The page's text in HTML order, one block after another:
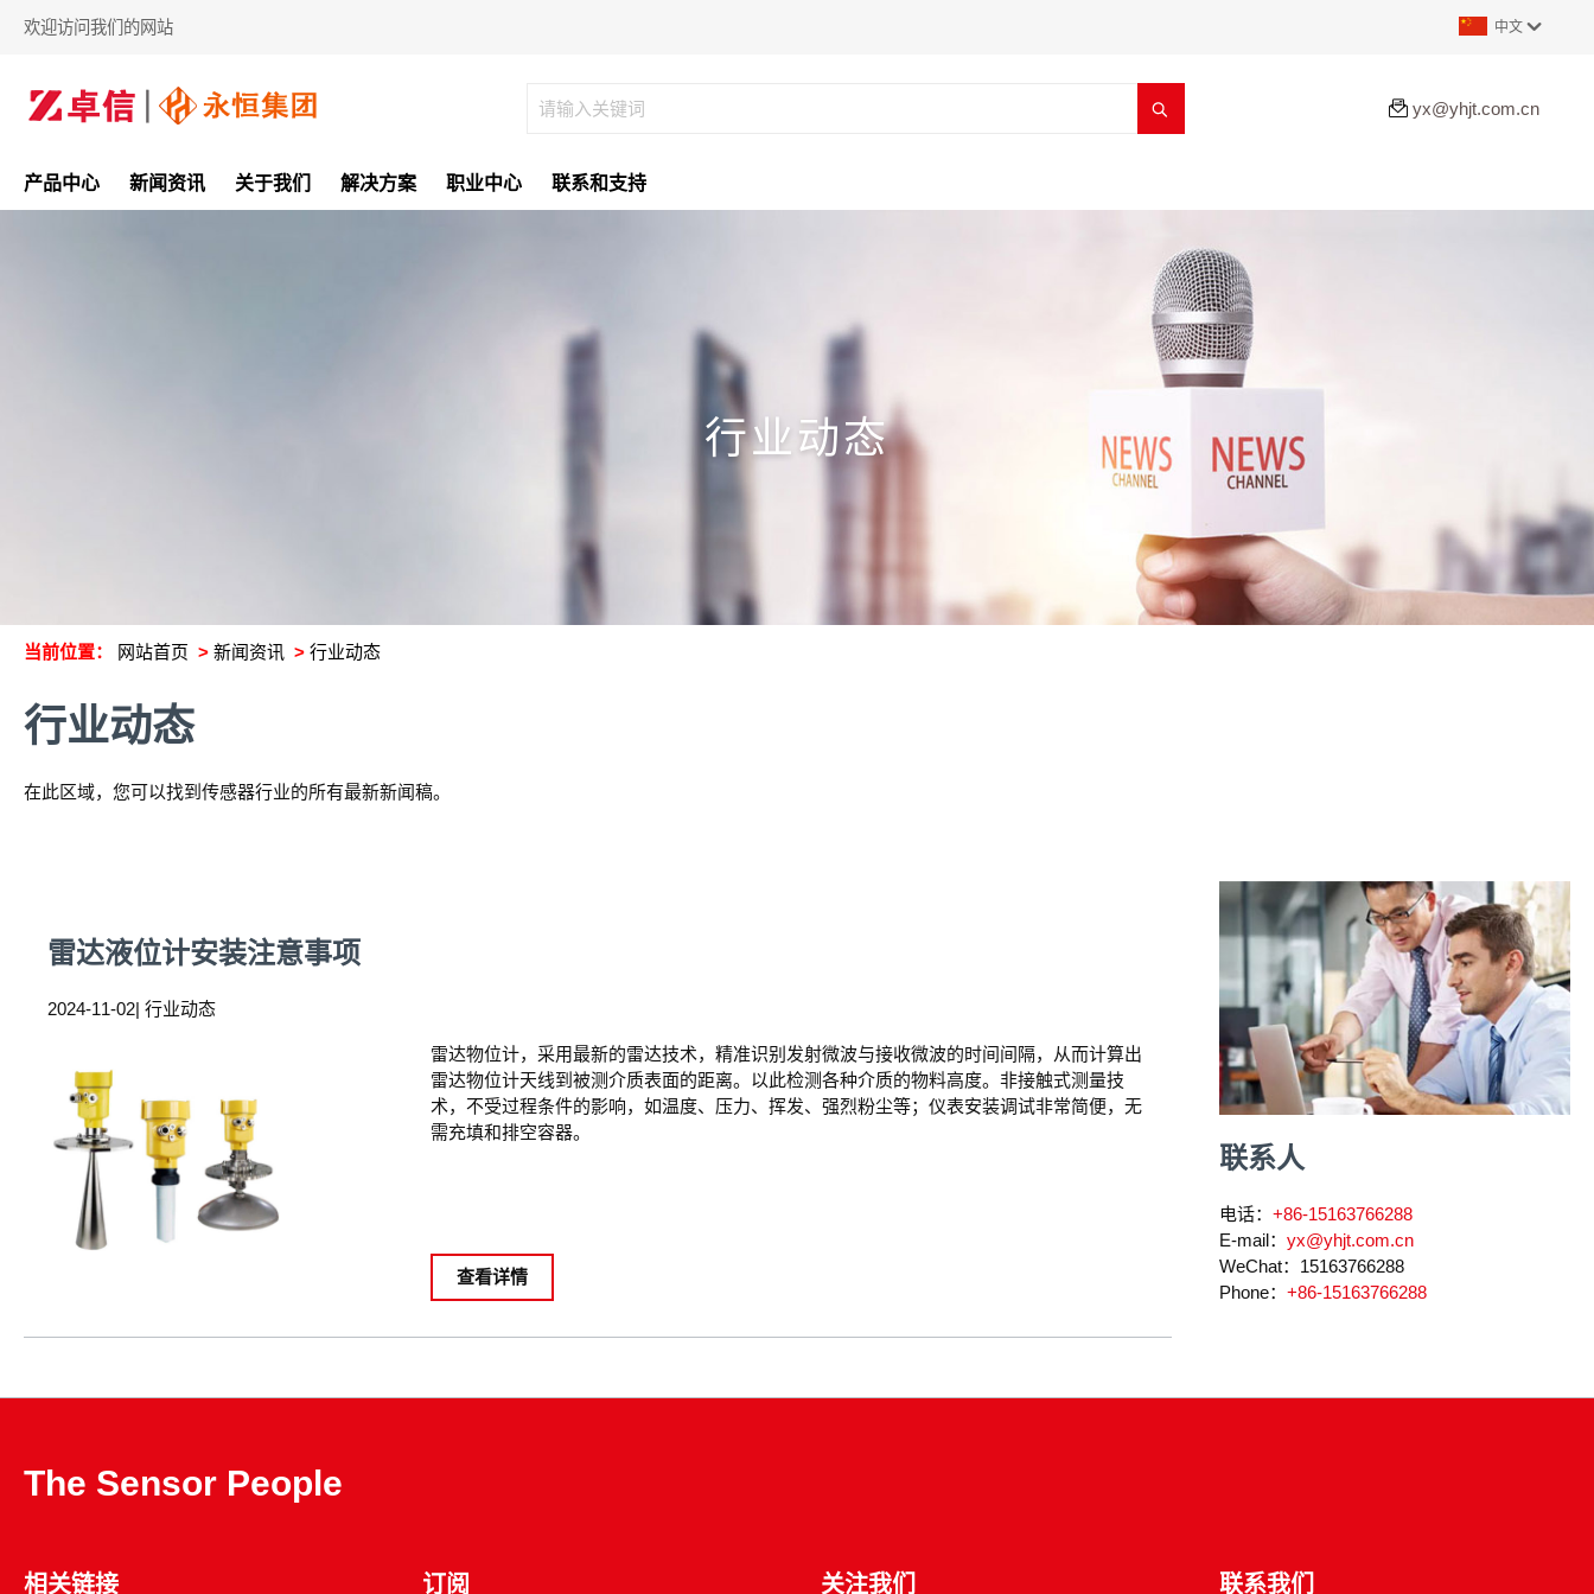
欢迎访问我们的网站 中文 
 yx@yhjt.com.cn
产品中心 新闻资讯 关于我们 解决方案 职业中心 联系和支持
行业动态
当前位置： 网站首页 > 新闻资讯 > 行业动态
行业动态
在此区域，您可以找到传感器行业的所有最新新闻稿。
雷达液位计安装注意事项
2024-11-02| 行业动态
雷达物位计，采用最新的雷达技术，精准识别发射微波与接收微波的时间间隔，从而计算出
雷达物位计天线到被测介质表面的距离。以此检测各种介质的物料高度。非接触式测量技
术，不受过程条件的影响，如温度、压力、挥发、强烈粉尘等；仪表安装调试非常简便，无
需充填和排空容器。
查看详情
联系人
电话： +86-15163766288
E-mail： yx@yhjt.com.cn
WeChat： 15163766288
Phone： +86-15163766288
The Sensor People
相关链接 订阅 关注我们 联系我们